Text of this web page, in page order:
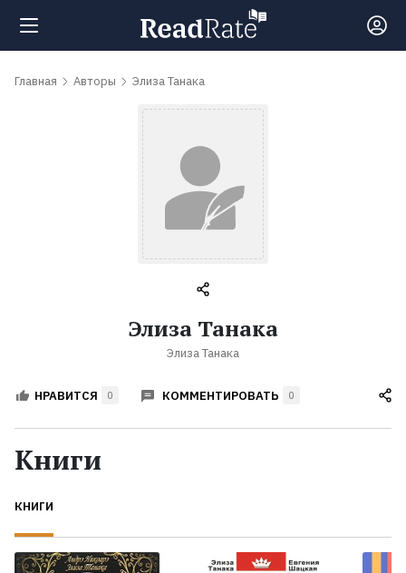
Поиск
обсуждаемые
Авторы
Жанры
Экранизации
Главная Авторы Элиза Танака
Элиза Танака
Элиза Танака
НРАВИТСЯ 0 КОММЕНТИРОВАТЬ 0
Книги
КНИГИ